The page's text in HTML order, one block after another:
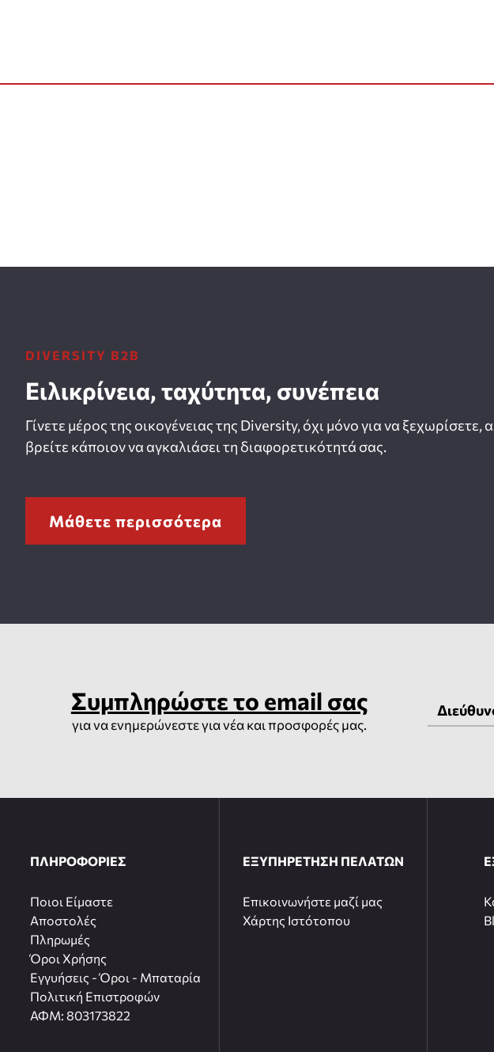
DIVERSITY B2B
Ειλικρίνεια, ταχύτητα, συνέπεια
Γίνετε μέρος της οικογένειας της Diversity, όχι μόνο για να ξεχωρίσετε,
βρείτε κάποιον να αγκαλιάσει τη διαφορετικότητά σας.
Μάθετε περισσότερα
Συμπληρώστε το email σας
για να ενημερώνεστε για νέα και προσφορές μας.
ΠΛΗΡΟΦΟΡΙΕΣ
Ποιοι Είμαστε
Αποστολές
Πληρωμές
Όροι Χρήσης
Εγγυήσεις - Όροι - Μπαταρία
Πολιτική Επιστροφών
ΑΦΜ: 803173822
ΕΞΥΠΗΡΕΤΗΣΗ ΠΕΛΑΤΩΝ
Επικοινωνήστε μαζί μας
Χάρτης Ιστότοπου